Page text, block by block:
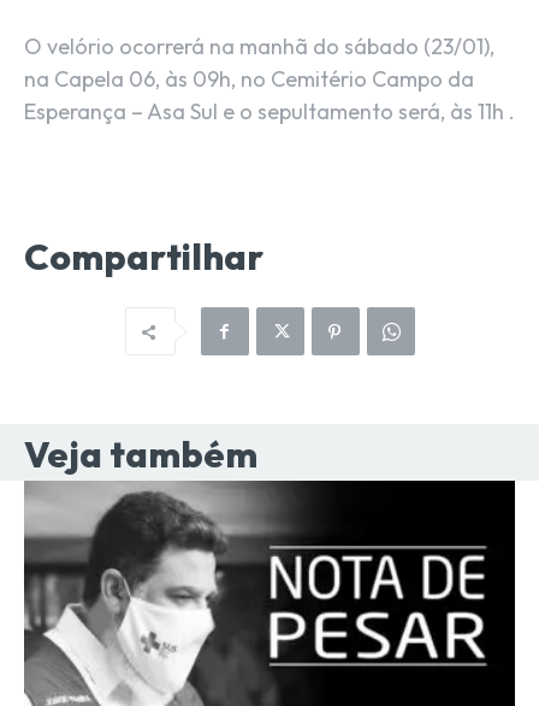
O velório ocorrerá na manhã do sábado (23/01),
na Capela 06, às 09h, no Cemitério Campo da
Esperança – Asa Sul e o sepultamento será, às 11h .
Compartilhar
Veja também